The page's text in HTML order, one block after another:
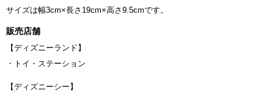
サイズは幅3cm×長さ19cm×高さ9.5cmです。
販売店舗
【ディズニーランド】
・トイ・ステーション
【ディズニーシー】